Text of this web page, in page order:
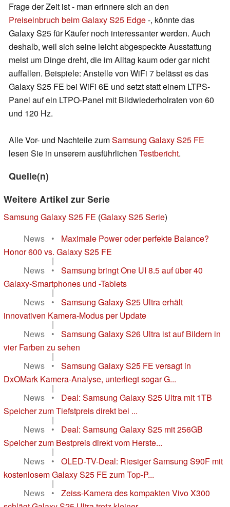
Frage der Zeit ist - man erinnere sich an den
Preiseinbruch beim Galaxy S25 Edge-, könnte das
Galaxy S25 für Käufer noch interessanter werden. Auch
deshalb, weil sich seine leicht abgespeckte Ausstattung
meist um Dinge dreht, die im Alltag kaum oder gar nicht
auffallen. Beispiele: Anstelle von WiFi 7 belässt es das
Galaxy S25 FE bei WiFi 6E und setzt statt einem LTPS-
Panel auf ein LTPO-Panel mit Bildwiederholraten von 60
und 120 Hz.
Alle Vor- und Nachteile zumSamsung Galaxy S25 FE
lesen Sie in unserem ausführlichen Testbericht.
Quelle(n)
Weitere Artikel zur Serie
Samsung Galaxy S25 FE (Galaxy S25 Serie)
News
•
Maximale Power oder perfekte Balance?
Honor 600 vs. Galaxy S25 FE
|
News
•
Samsung bringt One UI 8.5 auf über 40
Galaxy-Smartphones und -Tablets
|
News
•
Samsung Galaxy S25 Ultra erhält
innovativen Kamera-Modus per Update
|
News
•
Samsung Galaxy S26 Ultra ist auf Bildern in
vier Farben zu sehen
|
News
•
Samsung Galaxy S25 FE versagt in
DxOMark Kamera-Analyse, unterliegt sogar G...
|
News
•
Deal: Samsung Galaxy S25 Ultra mit 1TB
Speicher zum Tiefstpreis direkt bei ...
|
News
•
Deal: Samsung Galaxy S25 mit 256GB
Speicher zum Bestpreis direkt vom Herste...
|
News
•
OLED-TV-Deal: Riesiger Samsung S90F mit
kostenlosem Galaxy S25 FE zum Top-P...
|
News
•
Zeiss-Kamera des kompakten Vivo X300